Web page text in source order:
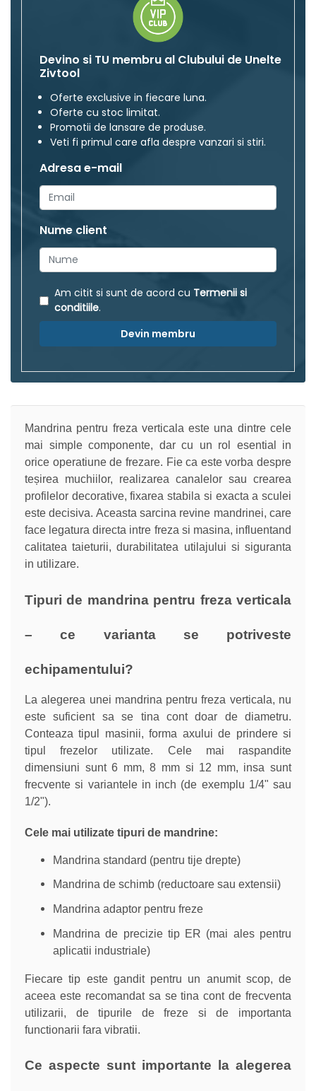
Devino si TU membru al Clubului de Unelte
Zivtool
Oferte exclusive in fiecare luna.
Oferte cu stoc limitat.
Promotii de lansare de produse.
Veti fi primul care afla despre vanzari si stiri.
Adresa e-mail
Nume client
Am citit si sunt de acord cu Termenii si
conditiile.
Devin membru
Mandrina pentru freza verticala este una dintre cele
mai simple componente, dar cu un rol esential in
orice operatiune de frezare. Fie ca este vorba despre
teșirea muchiilor, realizarea canalelor sau crearea
profilelor decorative, fixarea stabila si exacta a sculei
este decisiva. Aceasta sarcina revine mandrinei, care
face legatura directa intre freza si masina, influentand
calitatea taieturii, durabilitatea utilajului si siguranta
in utilizare.
Tipuri de mandrina pentru freza verticala
– ce varianta se potriveste
echipamentului?
La alegerea unei mandrina pentru freza verticala, nu
este suficient sa se tina cont doar de diametru.
Conteaza tipul masinii, forma axului de prindere si
tipul frezelor utilizate. Cele mai raspandite
dimensiuni sunt 6 mm, 8 mm si 12 mm, insa sunt
frecvente si variantele in inch (de exemplu 1/4" sau
1/2").
Cele mai utilizate tipuri de mandrine:
Mandrina standard (pentru tije drepte)
Mandrina de schimb (reductoare sau extensii)
Mandrina adaptor pentru freze
Mandrina de precizie tip ER (mai ales pentru
aplicatii industriale)
Fiecare tip este gandit pentru un anumit scop, de
aceea este recomandat sa se tina cont de frecventa
utilizarii, de tipurile de freze si de importanta
functionarii fara vibratii.
Ce aspecte sunt importante la alegerea